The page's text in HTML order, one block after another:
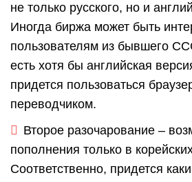
не только русского, но и
Иногда биржа может быть
пользователям из бывшего
есть хотя бы английская
придется пользоваться
переводчиком.
Второе разочарование –
пополнения только в
Соответственно, придется